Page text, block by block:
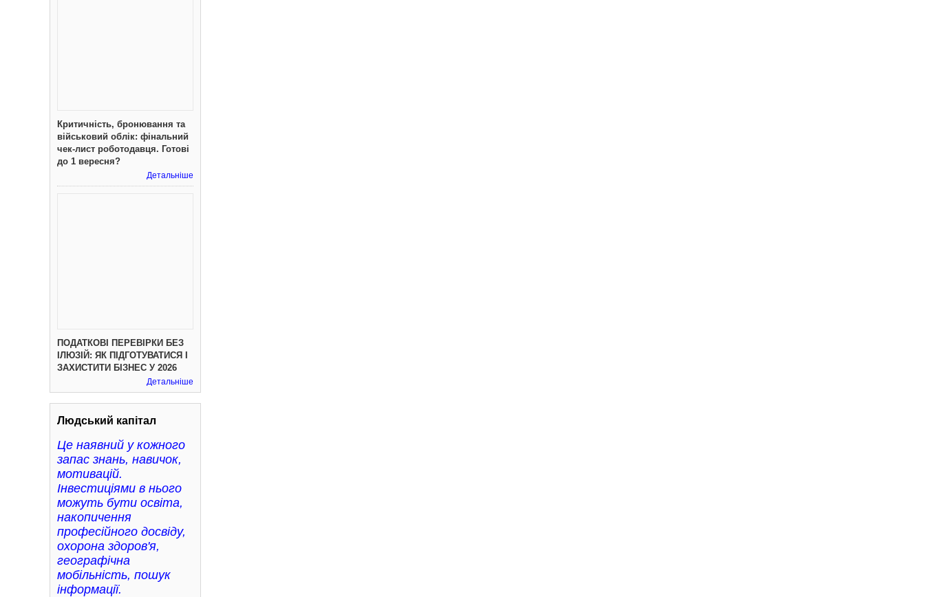
Критичність, бронювання та
військовий облік: фінальний
чек-лист роботодавця. Готові
до 1 вересня?
Детальніше
ПОДАТКОВІ ПЕРЕВІРКИ БЕЗ
ІЛЮЗІЙ: ЯК ПІДГОТУВАТИСЯ І
ЗАХИСТИТИ БІЗНЕС У 2026
Детальніше
Людський капітал
Це наявний у кожного
запас знань, навичок,
мотивацій.
Інвестиціями в нього
можуть бути освіта,
накопичення
професійного досвіду,
охорона здоров'я,
географічна
мобільність, пошук
інформації.